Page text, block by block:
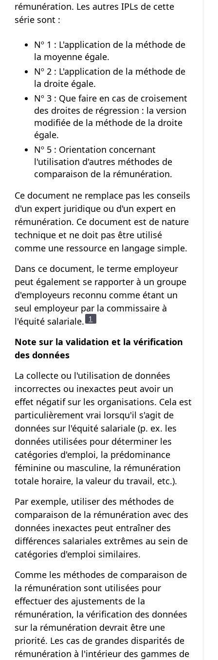
rémunération. Les autres IPLs de cette
série sont :
Nº 1 : L'application de la méthode de
la moyenne égale.
Nº 2 : L'application de la méthode de
la droite égale.
Nº 3 : Que faire en cas de croisement
des droites de régression : la version
modifiée de la méthode de la droite
égale.
Nº 5 : Orientation concernant
l'utilisation d'autres méthodes de
comparaison de la rémunération.
Ce document ne remplace pas les conseils
d'un expert juridique ou d'un expert en
rémunération. Ce document est de nature
technique et ne doit pas être utilisé
comme une ressource en langage simple.
Dans ce document, le terme employeur
peut également se rapporter à un groupe
d'employeurs reconnu comme étant un
seul employeur par la commissaire à
l'équité salariale.
Note de bas de page
1
Note sur la validation et la vérification
des données
La collecte ou l'utilisation de données
incorrectes ou inexactes peut avoir un
effet négatif sur les organisations. Cela est
particulièrement vrai lorsqu'il s'agit de
données sur l'équité salariale (p. ex. les
données utilisées pour déterminer les
catégories d'emploi, la prédominance
féminine ou masculine, la rémunération
totale horaire, la valeur du travail, etc.).
Par exemple, utiliser des méthodes de
comparaison de la rémunération avec des
données inexactes peut entraîner des
différences salariales extrêmes au sein de
catégories d'emploi similaires.
Comme les méthodes de comparaison de
la rémunération sont utilisées pour
effectuer des ajustements de la
rémunération, la vérification des données
sur la rémunération devrait être une
priorité. Les cas de grandes disparités de
rémunération à l'intérieur des gammes de